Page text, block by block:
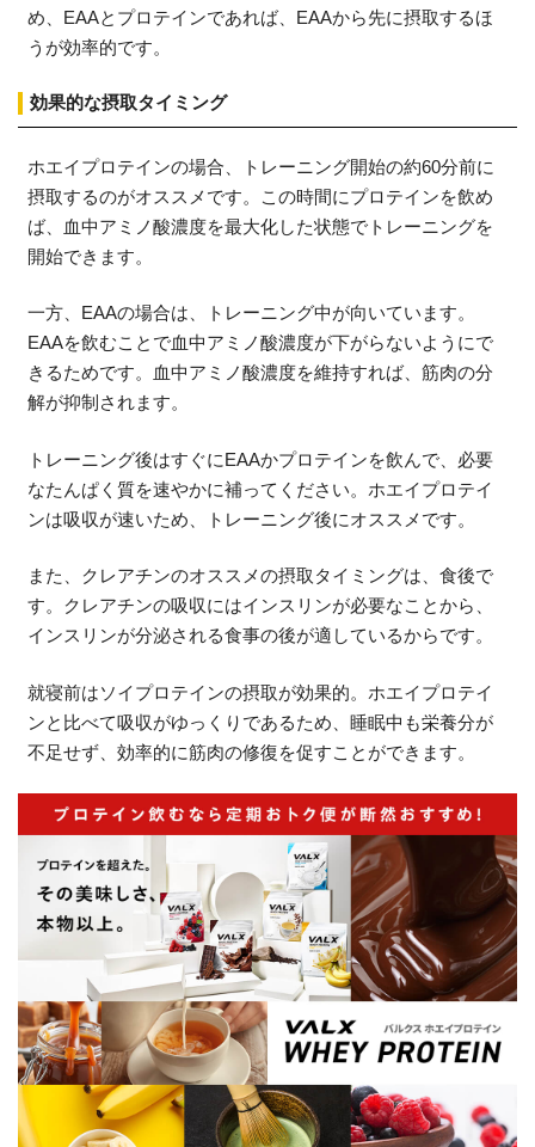
め、EAAとプロテインであれば、EAAから先に摂取するほ
うが効率的です。
効果的な摂取タイミング
ホエイプロテインの場合、トレーニング開始の約60分前に
摂取するのがオススメです。この時間にプロテインを飲め
ば、血中アミノ酸濃度を最大化した状態でトレーニングを
開始できます。
一方、EAAの場合は、トレーニング中が向いています。
EAAを飲むことで血中アミノ酸濃度が下がらないようにで
きるためです。血中アミノ酸濃度を維持すれば、筋肉の分
解が抑制されます。
トレーニング後はすぐにEAAかプロテインを飲んで、必要
なたんぱく質を速やかに補ってください。ホエイプロテイ
ンは吸収が速いため、トレーニング後にオススメです。
また、クレアチンのオススメの摂取タイミングは、食後で
す。クレアチンの吸収にはインスリンが必要なことから、
インスリンが分泌される食事の後が適しているからです。
就寝前はソイプロテインの摂取が効果的。ホエイプロテイ
ンと比べて吸収がゆっくりであるため、睡眠中も栄養分が
不足せず、効率的に筋肉の修復を促すことができます。